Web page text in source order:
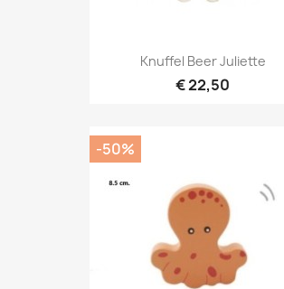
Knuffel Beer Juliette
€ 22,50
-50%